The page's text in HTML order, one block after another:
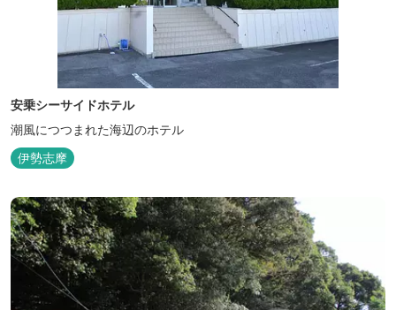
安乗シーサイドホテル
潮風につつまれた海辺のホテル
伊勢志摩